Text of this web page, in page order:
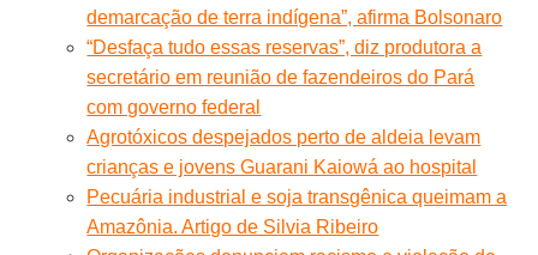
demarcação de terra indígena”, afirma Bolsonaro
“Desfaça tudo essas reservas”, diz produtora a
secretário em reunião de fazendeiros do Pará
com governo federal
Agrotóxicos despejados perto de aldeia levam
crianças e jovens Guarani Kaiowá ao hospital
Pecuária industrial e soja transgênica queimam a
Amazônia. Artigo de Silvia Ribeiro